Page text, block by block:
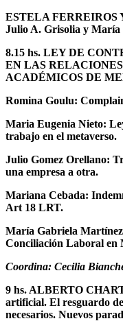
ESTELA FERREIROS
Julio A. Grisolia y María
8.15 hs. LEY DE
EN LAS
ACADÉMICOS DE
Romina Goulu:
Maria Eugenia Nieto:
trabajo en el metaverso.
Julio Gomez Orellano:
una empresa a otra.
Mariana Cebada:
Art 18 LRT.
María Gabriela
Conciliación Laboral en
Coordina: Cecilia
9 hs. ALBERTO
artificial. El resguardo
necesarios. Nuevos